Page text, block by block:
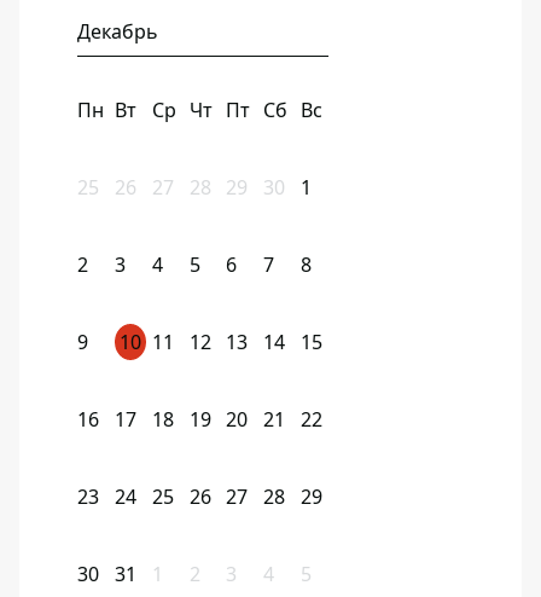
Декабрь
Пн Вт Ср Чт Пт Сб Вс
25 26 27 28 29 30 1
2 3 4 5 6 7 8
9 10 11 12 13 14 15
16 17 18 19 20 21 22
23 24 25 26 27 28 29
30 31 1 2 3 4 5